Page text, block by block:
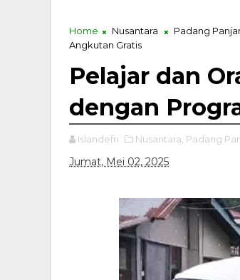
Home Nusantara Padang
Angkutan Gratis
Pelajar dan
dengan
Islandefri Nusantara, Padang
Jumat, Mei 02, 2025